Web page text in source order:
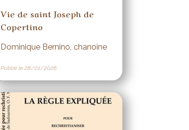
Vie de saint Joseph de
Copertino
Dominique Bernino, chanoine
Publié le 28/01/2026